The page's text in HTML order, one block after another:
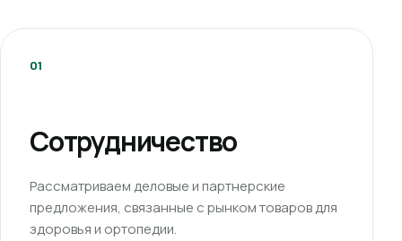
01
Сотрудничество
Рассматриваем деловые и партнерские
предложения, связанные с рынком товаров для
здоровья и ортопедии.